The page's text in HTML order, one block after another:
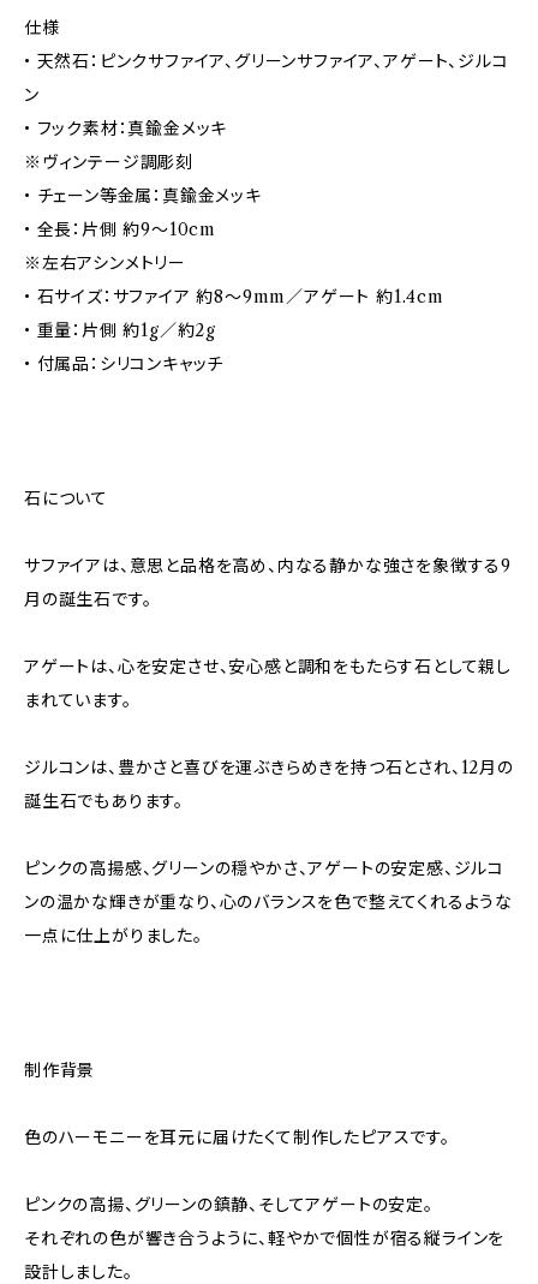
仕様
• 天然石：ピンクサファイア、グリーンサファイア、アゲート、ジルコ
ン
• フック素材：真鍮金メッキ
※ヴィンテージ調彫刻
• チェーン等金属：真鍮金メッキ
• 全長：片側 約9〜10cm
※左右アシンメトリー
• 石サイズ：サファイア 約8〜9mm／アゲート 約1.4cm
• 重量：片側 約1g／約2g
• 付属品：シリコンキャッチ
石について
サファイアは、意思と品格を高め、内なる静かな強さを象徴する9
月の誕生石です。
アゲートは、心を安定させ、安心感と調和をもたらす石として親し
まれています。
ジルコンは、豊かさと喜びを運ぶきらめきを持つ石とされ、12月の
誕生石でもあります。
ピンクの高揚感、グリーンの穏やかさ、アゲートの安定感、ジルコ
ンの温かな輝きが重なり、心のバランスを色で整えてくれるような
一点に仕上がりました。
制作背景
色のハーモニーを耳元に届けたくて制作したピアスです。
ピンクの高揚、グリーンの鎮静、そしてアゲートの安定。
それぞれの色が響き合うように、軽やかで個性が宿る縦ラインを
設計しました。